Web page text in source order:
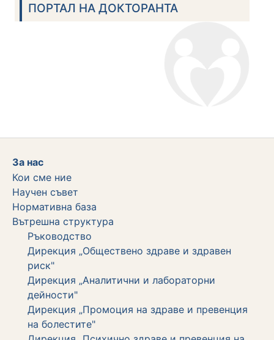
ПОРТАЛ НА ДОКТОРАНТА
За нас
Кои сме ние
Научен съвет
Нормативна база
Вътрешна структура
Ръководство
Дирекция „Обществено здраве и здравен
риск"
Дирекция „Аналитични и лабораторни
дейности"
Дирекция „Промоция на здраве и превенция
на болестите"